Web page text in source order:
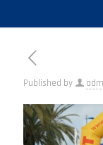
Published by